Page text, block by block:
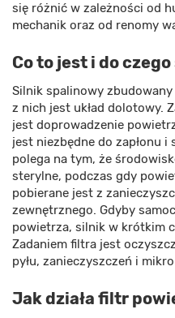
się różnić w zależności od
mechanik oraz od renomy
Co to jest i do
Silnik spalinowy
z nich jest układ dolotowy.
jest doprowadzenie
jest niezbędne do zapłonu i
polega na tym, że
sterylne, podczas gdy
pobierane jest z
zewnętrznego. Gdyby
powietrza, silnik w krótkim
Zadaniem filtra jest
pyłu, zanieczyszczeń i
Jak działa filtr